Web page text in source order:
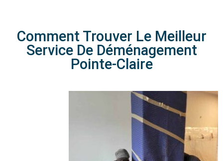
Comment Trouver Le Meilleur
Service De Déménagement
Pointe-Claire